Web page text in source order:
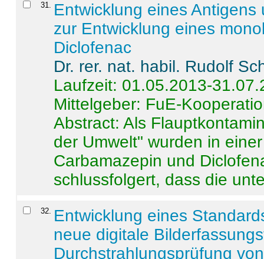
31. Entwicklung eines
zur Entwicklung eines
Diclofenac
Dr. rer. nat. habil. Rudolf
Laufzeit: 01.05.2013-
Mittelgeber: FuE-
Abstract:Als
der Umwelt" wurden in
Carbamazepin und
schlussfolgert, dass die
32. Entwicklung eines
neue digitale
Durchstrahlungsprüfung